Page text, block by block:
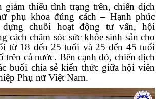
giảm thiểu tình trạng trên, chiến dịch
phụ khoa đúng cách – Hạnh phúc
chuỗi hoạt động tư vấn, hội
cách chăm sóc sức khỏe sinh sản cho
từ 18 đến 25 tuổi và 25 đến 45 tuổi
trên cả nước. Bên cạnh đó, chiến dịch
buổi chia sẻ kiến thức giữa hội viên
Phụ nữ Việt Nam.